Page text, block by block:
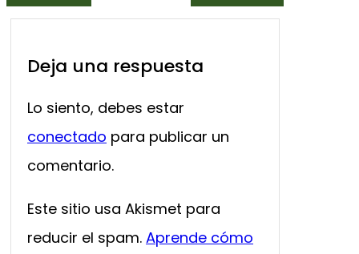
Deja una respuesta
Lo siento, debes estar
conectado para publicar un
comentario.
Este sitio usa Akismet para
reducir el spam. Aprende cómo